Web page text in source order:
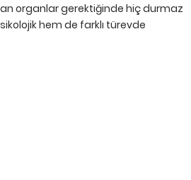
organlar gerektiğinde hiç durmaz
hem de farklı türevde